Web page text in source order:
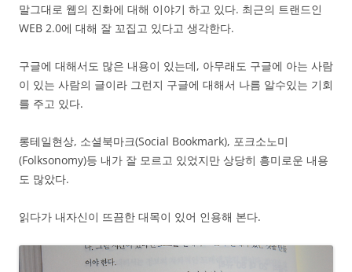
말그대로 웹의 진화에 대해 이야기 하고 있다. 최근의 트랜드인
WEB 2.0에 대해 잘 꼬집고 있다고 생각한다.
구글에 대해서도 많은 내용이 있는데, 아무래도 구글에 아는 사람
이 있는 사람의 글이라 그런지 구글에 대해서 나름 알수있는 기회
를 주고 있다.
롱테일현상, 소셜북마크(Social Bookmark), 포크소노미
(Folksonomy)등 내가 잘 모르고 있었지만 상당히 흥미로운 내용
도 많았다.
읽다가 내자신이 뜨끔한 대목이 있어 인용해 본다.